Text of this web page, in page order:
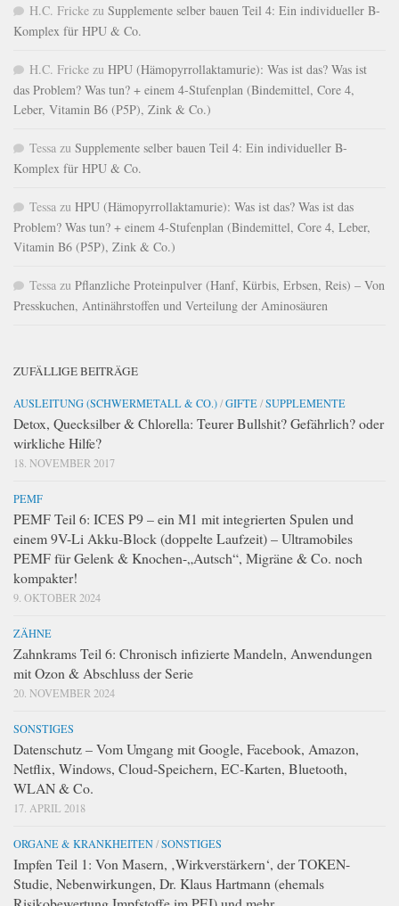
H.C. Fricke zu Supplemente selber bauen Teil 4: Ein individueller B-
Komplex für HPU & Co.
H.C. Fricke zu HPU (Hämopyrrollaktamurie): Was ist das? Was ist
das Problem? Was tun? + einem 4-Stufenplan (Bindemittel, Core 4,
Leber, Vitamin B6 (P5P), Zink & Co.)
Tessa zu Supplemente selber bauen Teil 4: Ein individueller B-
Komplex für HPU & Co.
Tessa zu HPU (Hämopyrrollaktamurie): Was ist das? Was ist das
Problem? Was tun? + einem 4-Stufenplan (Bindemittel, Core 4, Leber,
Vitamin B6 (P5P), Zink & Co.)
Tessa zu Pflanzliche Proteinpulver (Hanf, Kürbis, Erbsen, Reis) – Von
Presskuchen, Antinährstoffen und Verteilung der Aminosäuren
ZUFÄLLIGE BEITRÄGE
AUSLEITUNG (SCHWERMETALL & CO.)/GIFTE/SUPPLEMENTE
Detox, Quecksilber & Chlorella: Teurer Bullshit? Gefährlich? oder
wirkliche Hilfe?
18. NOVEMBER 2017
PEMF
PEMF Teil 6: ICES P9 – ein M1 mit integrierten Spulen und
einem 9V-Li Akku-Block (doppelte Laufzeit) – Ultramobiles
PEMF für Gelenk & Knochen-„Autsch“, Migräne & Co. noch
kompakter!
9. OKTOBER 2024
ZÄHNE
Zahnkrams Teil 6: Chronisch infizierte Mandeln, Anwendungen
mit Ozon & Abschluss der Serie
20. NOVEMBER 2024
SONSTIGES
Datenschutz – Vom Umgang mit Google, Facebook, Amazon,
Netflix, Windows, Cloud-Speichern, EC-Karten, Bluetooth,
WLAN & Co.
17. APRIL 2018
ORGANE & KRANKHEITEN/SONSTIGES
Impfen Teil 1: Von Masern, ‚Wirkverstärkern‘, der TOKEN-
Studie, Nebenwirkungen, Dr. Klaus Hartmann (ehemals